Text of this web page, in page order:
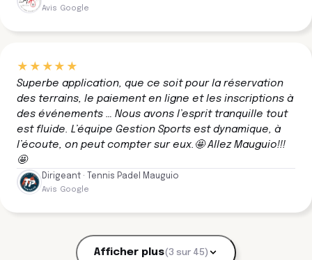
Avis Google
★★★★★
Superbe application, que ce soit pour la réservation
des terrains, le paiement en ligne et les inscriptions à
des événements … Nous avons l’esprit tranquille tout
est fluide. L’équipe Gestion Sports est dynamique, à
l’écoute, on peut compter sur eux.🤩 Allez Mauguio!!!
🤩
Dirigeant · Tennis Padel Mauguio
Avis Google
Afficher plus(3 sur 45)